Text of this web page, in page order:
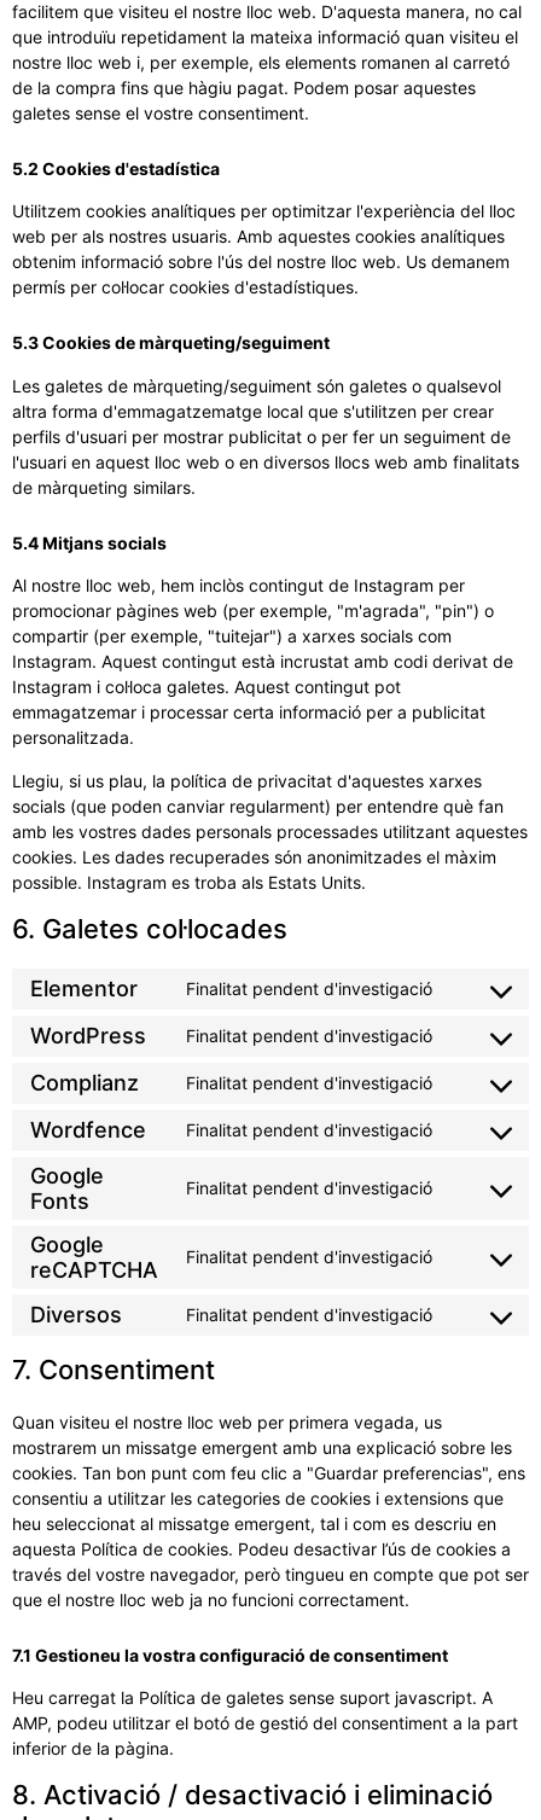
facilitem que visiteu el nostre lloc web. D'aquesta manera, no cal
que introduïu repetidament la mateixa informació quan visiteu el
nostre lloc web i, per exemple, els elements romanen al carretó
de la compra fins que hàgiu pagat. Podem posar aquestes
galetes sense el vostre consentiment.
5.2 Cookies d'estadística
Utilitzem cookies analítiques per optimitzar l'experiència del lloc
web per als nostres usuaris. Amb aquestes cookies analítiques
obtenim informació sobre l'ús del nostre lloc web. Us demanem
permís per col·locar cookies d'estadístiques.
5.3 Cookies de màrqueting/seguiment
Les galetes de màrqueting/seguiment són galetes o qualsevol
altra forma d'emmagatzematge local que s'utilitzen per crear
perfils d'usuari per mostrar publicitat o per fer un seguiment de
l'usuari en aquest lloc web o en diversos llocs web amb finalitats
de màrqueting similars.
5.4 Mitjans socials
Al nostre lloc web, hem inclòs contingut de Instagram per
promocionar pàgines web (per exemple, "m'agrada", "pin") o
compartir (per exemple, "tuitejar") a xarxes socials com
Instagram. Aquest contingut està incrustat amb codi derivat de
Instagram i col·loca galetes. Aquest contingut pot
emmagatzemar i processar certa informació per a publicitat
personalitzada.
Llegiu, si us plau, la política de privacitat d'aquestes xarxes
socials (que poden canviar regularment) per entendre què fan
amb les vostres dades personals processades utilitzant aquestes
cookies. Les dades recuperades són anonimitzades el màxim
possible. Instagram es troba als Estats Units.
6. Galetes col·locades
Elementor Finalitat pendent d'investigació
WordPress Finalitat pendent d'investigació
Complianz Finalitat pendent d'investigació
Wordfence Finalitat pendent d'investigació
Google
Fonts
Finalitat pendent d'investigació
Google
reCAPTCHA
Finalitat pendent d'investigació
Diversos Finalitat pendent d'investigació
7. Consentiment
Quan visiteu el nostre lloc web per primera vegada, us
mostrarem un missatge emergent amb una explicació sobre les
cookies. Tan bon punt com feu clic a "Guardar preferencias", ens
consentiu a utilitzar les categories de cookies i extensions que
heu seleccionat al missatge emergent, tal i com es descriu en
aquesta Política de cookies. Podeu desactivar l’ús de cookies a
través del vostre navegador, però tingueu en compte que pot ser
que el nostre lloc web ja no funcioni correctament.
7.1 Gestioneu la vostra configuració de consentiment
Heu carregat la Política de galetes sense suport javascript. A
AMP, podeu utilitzar el botó de gestió del consentiment a la part
inferior de la pàgina.
8. Activació / desactivació i eliminació